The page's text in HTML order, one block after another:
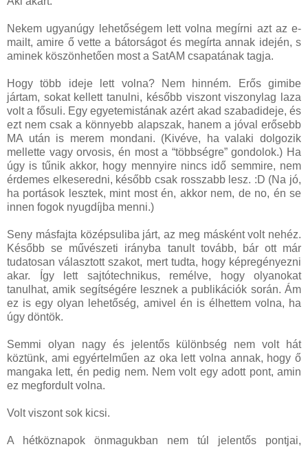
Nekem ugyanúgy lehetőségem lett volna megírni azt az e-
mailt, amire ő vette a bátorságot és megírta annak idején, s
aminek köszönhetően most a SatAM csapatának tagja.
Hogy több ideje lett volna? Nem hinném. Erős gimibe
jártam, sokat kellett tanulni, később viszont viszonylag laza
volt a fősuli. Egy egyetemistának azért akad szabadideje, és
ezt nem csak a könnyebb alapszak, hanem a jóval erősebb
MA után is merem mondani. (Kivéve, ha valaki dolgozik
mellette vagy orvosis, én most a “többségre” gondolok.) Ha
úgy is tűnik akkor, hogy mennyire nincs idő semmire, nem
érdemes elkeseredni, később csak rosszabb lesz. :D (Na jó,
ha portások lesztek, mint most én, akkor nem, de no, én se
innen fogok nyugdíjba menni.)
Seny másfajta középsuliba járt, az meg másként volt nehéz.
Később se művészeti irányba tanult tovább, bár ott már
tudatosan választott szakot, mert tudta, hogy képregényezni
akar. Így lett sajtótechnikus, remélve, hogy olyanokat
tanulhat, amik segítségére lesznek a publikációk során. Ám
ez is egy olyan lehetőség, amivel én is élhettem volna, ha
úgy döntök.
Semmi olyan nagy és jelentős különbség nem volt hát
köztünk, ami egyértelműen az oka lett volna annak, hogy ő
mangaka lett, én pedig nem. Nem volt egy adott pont, amin
ez megfordult volna.
Volt viszont sok kicsi.
A hétköznapok önmagukban nem túl jelentős pontjai,